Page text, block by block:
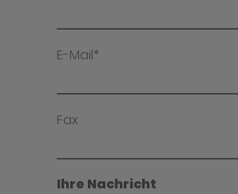
E-Mail*
Fax
Ihre Nachricht